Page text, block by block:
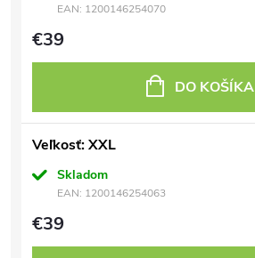
EAN: 1200146254070
€39
DO KOŠÍKA
Veľkosť: XXL
Skladom
EAN: 1200146254063
€39